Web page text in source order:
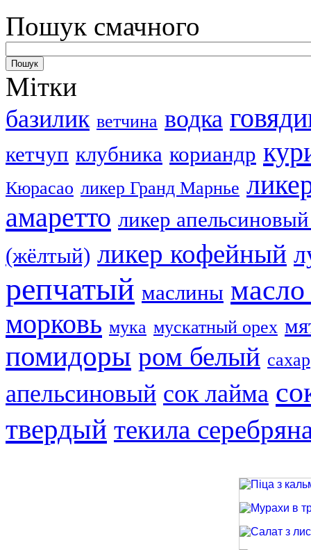
Пошук смачного
Мітки
базилик ветчина водка
кетчуп клубника кориандр
Кюрасао ликер Гранд Марнье
амаретто ликер
(жёлтый) ликер кофейный
репчатый маслины масло
морковь мука мускатный орех
помидоры ром белый сахар
апельсиновый сок лайма
твердый текила